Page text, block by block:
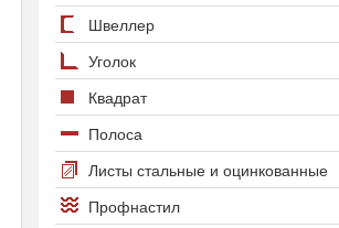
Сортамент двутавров
Двутавр колонный
Двутавр нормальный
Двутавр широкополочный
Швеллер
Швеллер гнутый
Швеллер горячекатаный
Уголок
Квадрат
Полоса
Полоса стальная
Полоса оцинкованная
Листы стальные и оцинкованные
Профнастил